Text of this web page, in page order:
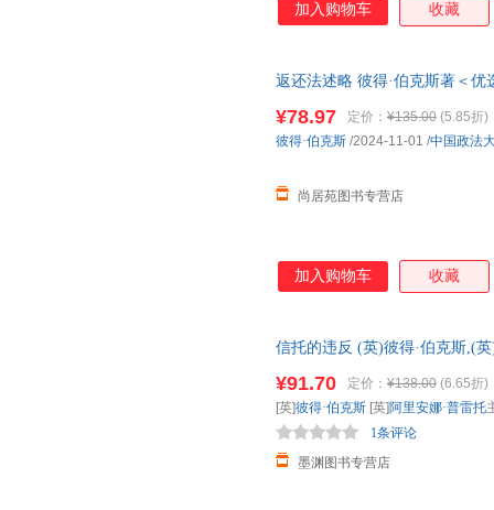
加入购物车 收藏
返还法述略 彼得·伯克斯著＜
¥78.97 定价： ¥135.00 (5.85折)
尚居苑图书专营店
彼得·伯克斯 /2024-11-01 /中国政法
加入购物车 收藏
信托的违反 (英)彼得·伯克斯,(
¥91.70 定价： ¥138.00 (6.65折)
墨渊图书专营店
1条评论
[英]彼得·伯克斯 [英]阿里安娜·普雷托